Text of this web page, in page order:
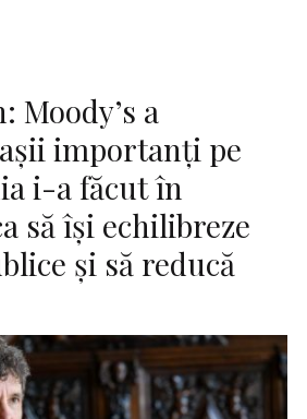
Moody’s a
importanți pe
i-a făcut în
să își echilibreze
și să reducă